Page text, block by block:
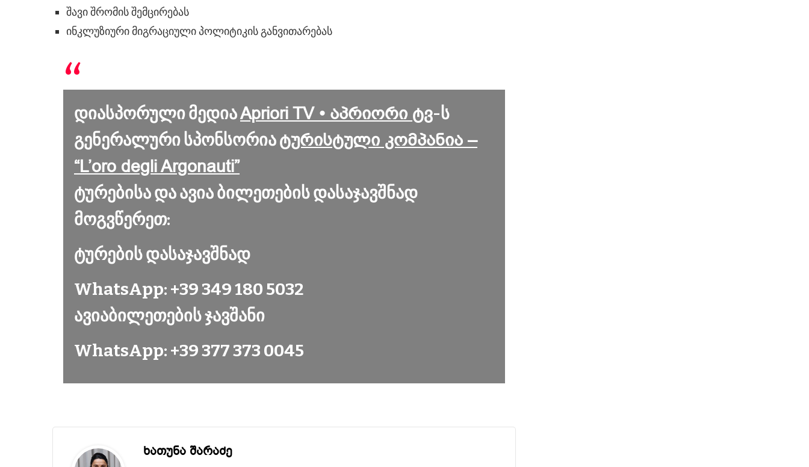
შავი შრომის შემცირებას
ინკლუზიური მიგრაციული პოლიტიკის განვითარებას
დიასპორული მედიაApriori TV • აპრიორი ტვ-ს
გენერალური სპონსორიატურისტული კომპანია –
“L’oro degli Argonauti”
ტურებისა და ავია ბილეთების დასაჯავშნად
მოგვწერეთ:
ტურების დასაჯავშნად
WhatsApp: +39 349 180 5032
ავიაბილეთების ჯავშანი
WhatsApp: +39 377 373 0045
ხათუნა შარაძე